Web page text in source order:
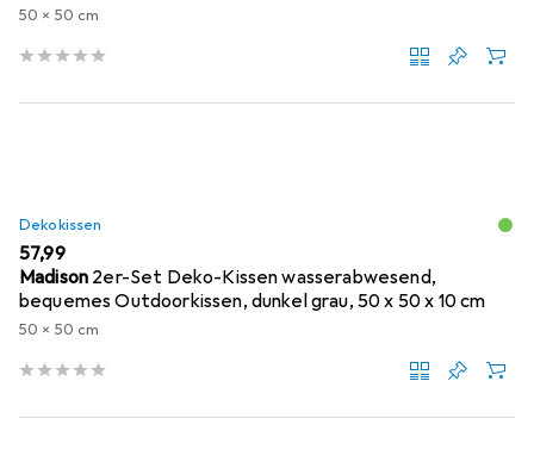
50 x 50 cm
Dekokissen
EUR
57,99
Madison 2er-Set Deko-Kissen wasserabwesend,
bequemes Outdoorkissen, dunkel grau, 50 x 50 x 10 cm
50 x 50 cm